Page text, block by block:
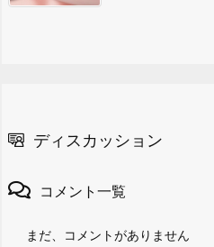
ディスカッション
コメント一覧
まだ、コメントがありません